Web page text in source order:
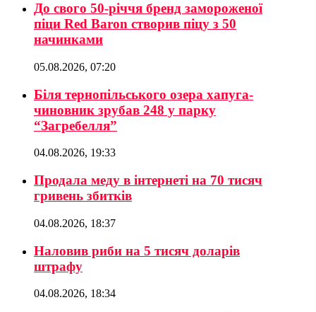
До свого 50-річчя бренд замороженої
піци Red Baron створив піцу з 50
начинками
05.08.2026, 07:20
Біля тернопільського озера хапуга-
чиновник зрубав 248 у парку
“Загребелля”
04.08.2026, 19:33
Продала меду в інтернеті на 70 тисяч
гривень збитків
04.08.2026, 18:37
Наловив риби на 5 тисяч доларів
штрафу
04.08.2026, 18:34